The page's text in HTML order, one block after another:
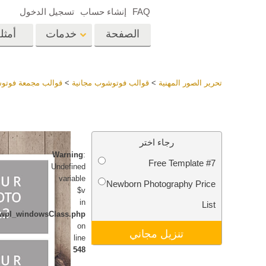
الصفحة خدمات
خدمات تحرير صور الزفاف
Lightroom
مجموعات LR مسبقة
الضبط بأكملها
أفضل الإعدادات
المسبقة للصفقة
مجموعة المحمول
FAQ إنشاء حساب تسجيل الدخول
تحرير الصور المهنية >قوالب فوتوشوب مجانية >قوالب مجمعة
رجاء اختر
Free Template #7
Newborn Photography Price
List
تنزيل مجاني
Warning:
Undefined
variable
$v
in
on
line
548